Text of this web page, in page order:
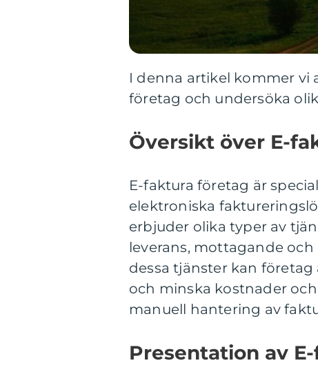
I denna artikel kommer vi
företag och undersöka
Översikt över E-
E-faktura företag är
elektroniska
erbjuder olika typer av
leverans, mottagande
dessa tjänster kan
och minska kostnader
manuell hantering av
Presentation av